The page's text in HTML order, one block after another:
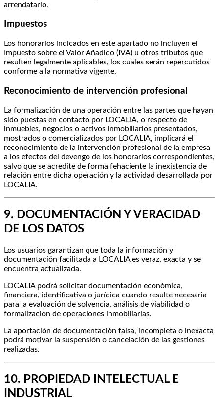
arrendatario.
Impuestos
Los honorarios indicados en este apartado no incluyen el
Impuesto sobre el Valor Añadido (IVA) u otros tributos que
resulten legalmente aplicables, los cuales serán repercutidos
conforme a la normativa vigente.
Reconocimiento de intervención profesional
La formalización de una operación entre las partes que hayan
sido puestas en contacto por LOCALIA, o respecto de
inmuebles, negocios o activos inmobiliarios presentados,
mostrados o comercializados por LOCALIA, implicará el
reconocimiento de la intervención profesional de la empresa
a los efectos del devengo de los honorarios correspondientes,
salvo que se acredite de forma fehaciente la inexistencia de
relación entre dicha operación y la actividad desarrollada por
LOCALIA.
9. DOCUMENTACIÓN Y VERACIDAD
DE LOS DATOS
Los usuarios garantizan que toda la información y
documentación facilitada a LOCALIA es veraz, exacta y se
encuentra actualizada.
LOCALIA podrá solicitar documentación económica,
financiera, identificativa o jurídica cuando resulte necesaria
para la evaluación de solvencia, análisis de viabilidad o
formalización de operaciones inmobiliarias.
La aportación de documentación falsa, incompleta o inexacta
podrá motivar la suspensión o cancelación de las gestiones
realizadas.
10. PROPIEDAD INTELECTUAL E
INDUSTRIAL